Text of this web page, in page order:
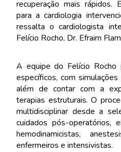
recuperação mais rápidos.
para a cardiologia
ressalta o cardiologista
Felício Rocho, Dr. Efraim
A equipe do Felício Rocho
específicos, com
além de contar com a
terapias estruturais. O
multidisciplinar desde a
cuidados pós-operatórios,
hemodinamicistas,
enfermeiros e intensivistas.